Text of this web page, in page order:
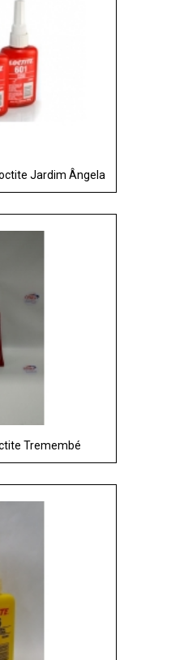
Jardim Ângela
Tremembé